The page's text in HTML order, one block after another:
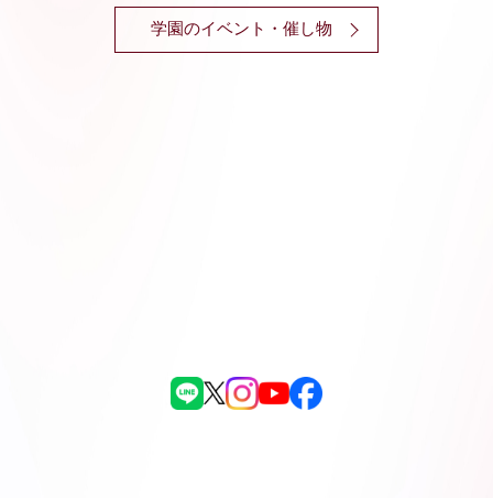
学園のイベント・催し物